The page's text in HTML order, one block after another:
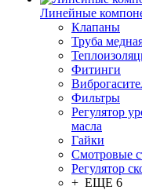
Линейные
Клапаны
Труба
Фитинги
Фильтры
Регулятор
масла
Гайки
Смотровые
Регулятор
+ ЕЩЕ 6